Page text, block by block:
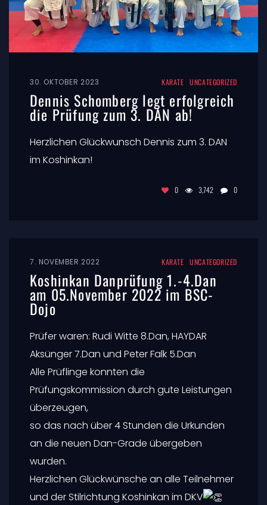
30. OKTOBER 2023 KARATE UNCATEGORIZED
Dennis Schomberg legt erfolgreich
die Prüfung zum 3. DAN ab!
Herzlichen Glückwunsch Dennis zum 3. DAN
im Koshinkan!
0 3,742 0
7. NOVEMBER 2022 KARATE UNCATEGORIZED
Koshinkan Danprüfung 1.-4.Dan
am 05.November 2022 im BSC-
Dojo
Prüfer waren: Rudi Witte 8.Dan, HAYDAR
Aksünger 7.Dan und Peter Falk 5.Dan
Alle Prüflinge konnten die
Prüfungskommission durch gute Leistungen
überzeugen,
so das nach über 4 Stunden die Urkunden
an die neuen Dan-Grade übergeben
wurden.
Herzlichen Glückwünsche an alle Teilnehmer
und der Stilrichtung Koshinkan im DKV